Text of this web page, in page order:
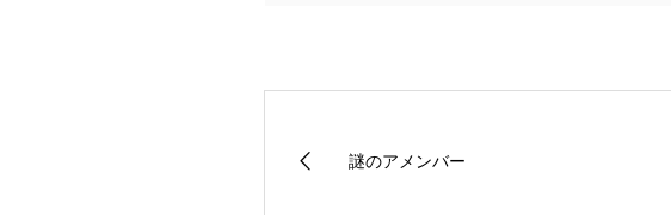
謎のアメンバー